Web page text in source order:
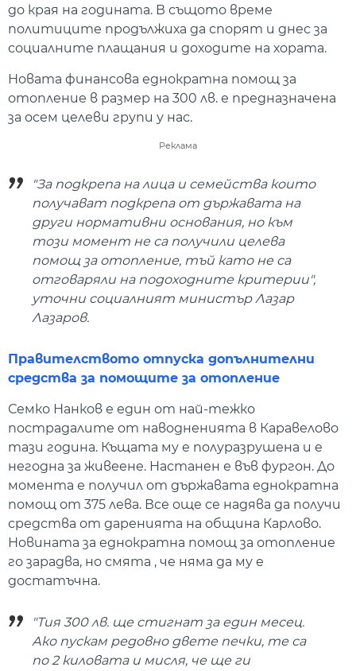
до края на годината. В същото време
политиците продължиха да спорят и днес за
социалните плащания и доходите на хората.
Новата финансова еднократна помощ за
отопление в размер на 300 лв. е предназначена
за осем целеви групи у нас.
Реклама
"За подкрепа на лица и семейства които
получават подкрепа от държавата на
други нормативни основания, но към
този момент не са получили целева
помощ за отопление, тъй като не са
отговаряли на подоходните критерии",
уточни социалният министър Лазар
Лазаров.
Правителството отпуска допълнителни
средства за помощите за отопление
Семко Нанков е един от най-тежко
пострадалите от наводненията в Каравелово
тази година. Къщата му е полуразрушена и е
негодна за живеене. Настанен е във фургон. До
момента е получил от държавата еднократна
помощ от 375 лева. Все още се надява да получи
средства от даренията на община Карлово.
Новината за еднократна помощ за отопление
го зарадва, но смята , че няма да му е
достатъчна.
"Тия 300 лв. ще стигнат за един месец.
Ако пускам редовно двете печки, те са
по 2 киловата и мисля, че ще ги